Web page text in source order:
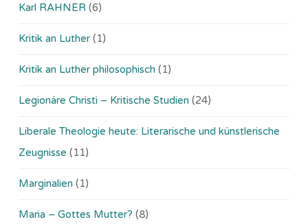
Karl RAHNER (6)
Kritik an Luther (1)
Kritik an Luther philosophisch (1)
Legionäre Christi – Kritische Studien (24)
Liberale Theologie heute: Literarische und künstlerische
Zeugnisse (11)
Marginalien (1)
Maria – Gottes Mutter? (8)